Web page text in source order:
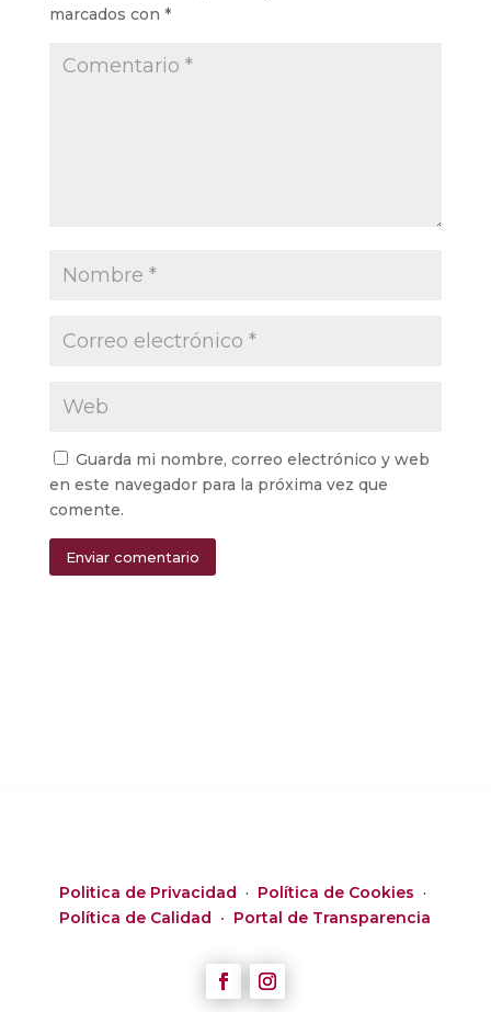
marcados con *
Guarda mi nombre, correo electrónico y web
en este navegador para la próxima vez que
comente.
Enviar comentario
Politica de Privacidad · Política de Cookies ·
Política de Calidad · Portal de Transparencia